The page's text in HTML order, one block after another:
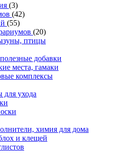
(3)
(42)
(55)
(20)
птицы
добавки
места, гамаки
комплексы
ухода
химия для дома
и клещей